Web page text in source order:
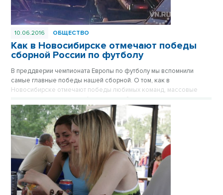
10.06.2016 ОБЩЕСТВО
Как в Новосибирске отмечают победы
сборной России по футболу
В преддверии чемпионата Европы по футболу мы вспомнили
самые главные победы нашей сборной. О том, как в
Новосибирске отмечают победы любимых команд, массовые
гуляния разукрашенных фанатов, пробки на улицах в три часа
ночи и показательные сожжения спортивной атрибутики команд-
противников в материале корреспондента VN.ru.